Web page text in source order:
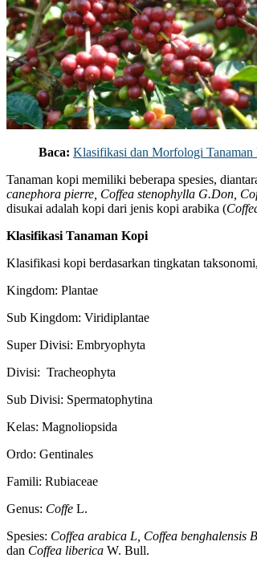
Baca: Klasifikasi dan Morfologi Tanaman
Tanaman kopi memiliki beberapa spesies,
canephora pierre, Coffea stenophylla G.Don,
disukai adalah kopi dari jenis kopi arabika (
Klasifikasi Tanaman Kopi
Klasifikasi kopi berdasarkan tingkatan
Kingdom: Plantae
Sub Kingdom: Viridiplantae
Super Divisi: Embryophyta
Divisi: Tracheophyta
Sub Divisi: Spermatophytina
Kelas: Magnoliopsida
Ordo: Gentinales
Famili: Rubiaceae
Genus: Coffe L.
Spesies: Coffea arabica L, Coffea benghalensis
dan Coffea liberica W. Bull.